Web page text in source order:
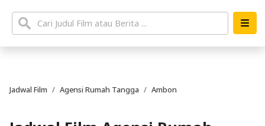
Jadwal Film Agensi Rumah Tangga Ambon